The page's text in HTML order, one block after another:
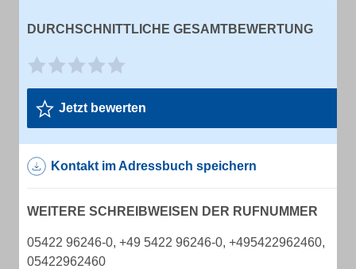
DURCHSCHNITTLICHE GESAMTBEWERTUNG
Jetzt bewerten
Kontakt im Adressbuch speichern
WEITERE SCHREIBWEISEN DER RUFNUMMER
05422 96246-0, +49 5422 96246-0, +495422962460,
05422962460